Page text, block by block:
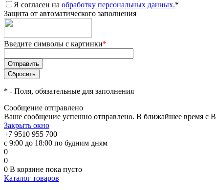
Я согласен на обработку персональных данных.*
Защита от автоматического заполнения
Введите символы с картинки*
* - Поля, обязательные для заполнения
Сообщение отправлено
Ваше сообщение успешно отправлено. В ближайшее время с
Закрыть окно
+7 9510 955 700
с 9:00 до 18:00 по будним дням
0
0
0 В корзине пока пусто
Каталог товаров